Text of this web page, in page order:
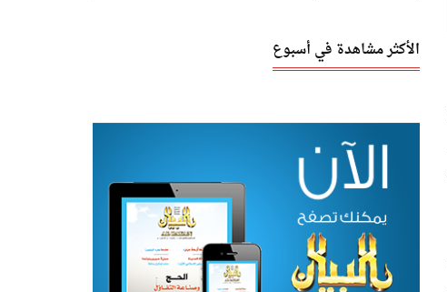
الأكثر مشاهدة في أسبوع